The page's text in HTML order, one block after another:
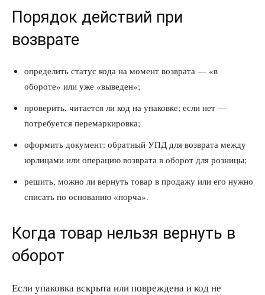
Порядок действий при
возврате
определить статус кода на момент возврата — «в
обороте» или уже «выведен»;
проверить, читается ли код на упаковке; если нет —
потребуется перемаркировка;
оформить документ: обратный УПД для возврата между
юрлицами или операцию возврата в оборот для розницы;
решить, можно ли вернуть товар в продажу или его нужно
списать по основанию «порча».
Когда товар нельзя вернуть в
оборот
Если упаковка вскрыта или повреждена и код не